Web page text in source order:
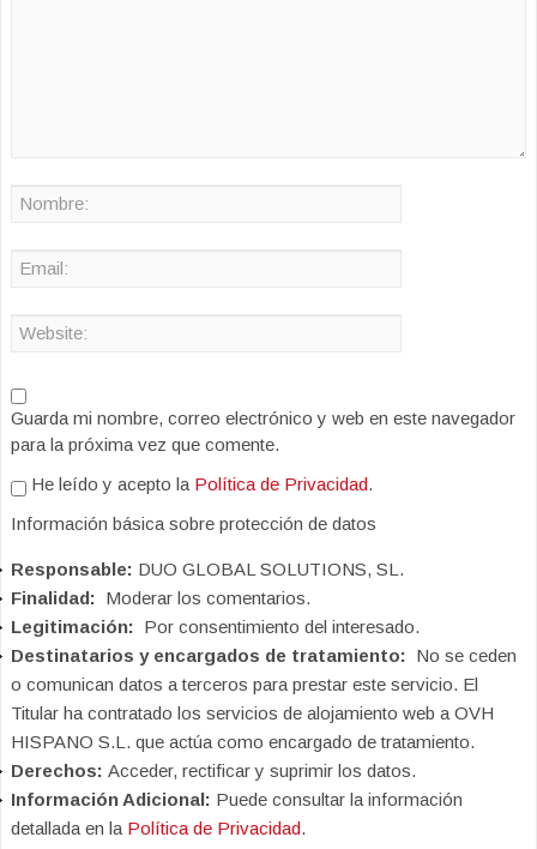
Guarda mi nombre, correo electrónico y web en este navegador
para la próxima vez que comente.
He leído y acepto la Política de Privacidad.
Información básica sobre protección de datos
Responsable: DUO GLOBAL SOLUTIONS, SL.
Finalidad: Moderar los comentarios.
Legitimación: Por consentimiento del interesado.
Destinatarios y encargados de tratamiento: No se ceden
o comunican datos a terceros para prestar este servicio. El
Titular ha contratado los servicios de alojamiento web a OVH
HISPANO S.L. que actúa como encargado de tratamiento.
Derechos: Acceder, rectificar y suprimir los datos.
Información Adicional: Puede consultar la información
detallada en la Política de Privacidad.